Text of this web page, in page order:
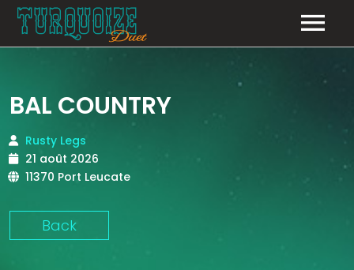
NOS ÉVÈNEMENTS
LE RÉPERTOIRE
BAL COUNTRY
Rusty Legs
21 août 2026
11370 Port Leucate
Back